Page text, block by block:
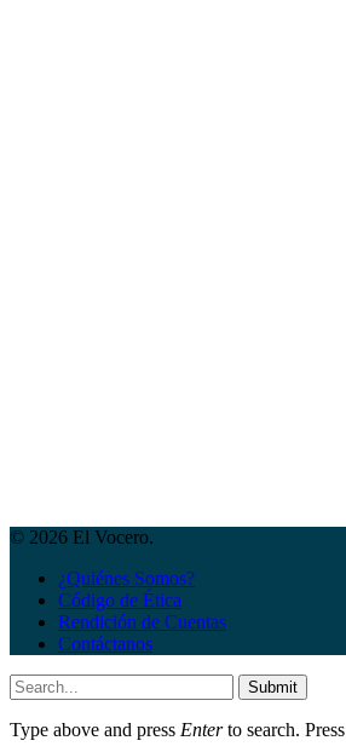
© 2026 El Vocero.
¿Quiénes Somos?
Código de Ética
Rendición de Cuentas
Contáctanos
Submit
Type above and press Enterto search. Press